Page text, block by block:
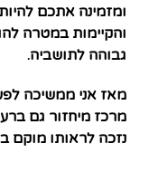
ומזמינה אתכם
והקיימות במטרה
גבוהה לתושביה.
מאז אני ממשיכה
מרכז מיחזור גם
נזכה לראותו מוקם